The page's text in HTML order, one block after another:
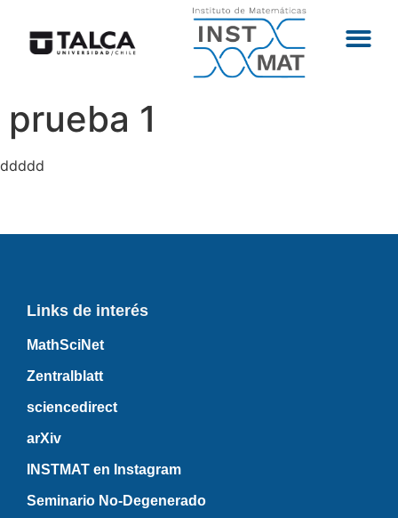
prueba 1
ddddd
Links de interés
MathSciNet
Zentralblatt
sciencedirect
arXiv
INSTMAT en Instagram
Seminario No-Degenerado